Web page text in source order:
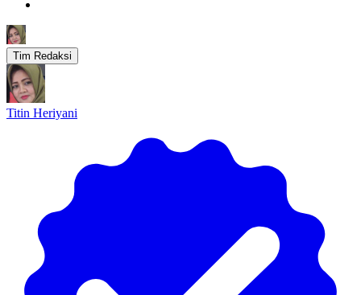
Tim Redaksi
Titin Heriyani